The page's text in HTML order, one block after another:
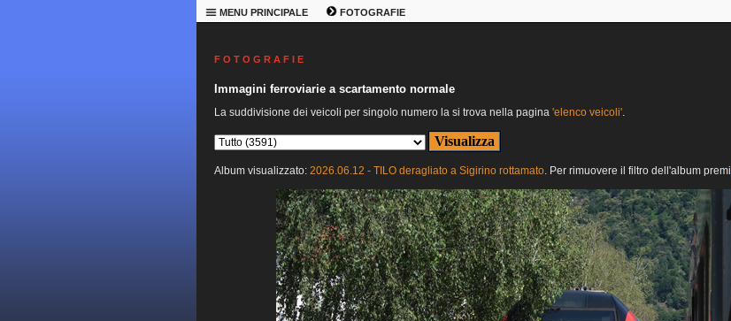
MENU PRINCIPALE FOTOGRAFIE
F O T O G R A F I E
Immagini ferroviarie a scartamento normale
La suddivisione dei veicoli per singolo numero la si trova nella pagina 'elenco veicoli'.
Album visualizzato: 2026.06.12 - TILO deragliato a Sigirino rottamato. Per rimuovere il filtro dell'album premi